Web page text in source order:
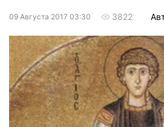
09 Августа 2017 03:30 3822